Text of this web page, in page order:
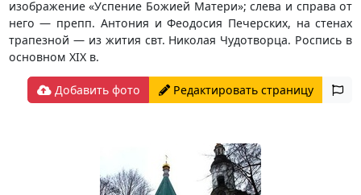
изображение «Успение Божией Матери»; слева и справа от
него — препп. Антония и Феодосия Печерских, на стенах
трапезной — из жития свт. Николая Чудотворца. Роспись в
основном XIX в.
Добавить фото Редактировать страницу